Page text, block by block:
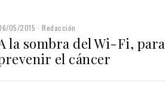
05/2015 Redacción
la sombra del Wi-Fi, para
el cáncer